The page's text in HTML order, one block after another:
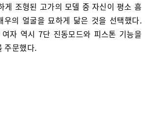
게 조형된 고가의 모델 중 자신이 평소 흠
우의 얼굴을 묘하게 닮은 것을 선택했다.
자 역시 7단 진동모드와 피스톤 기능을
주문했다.